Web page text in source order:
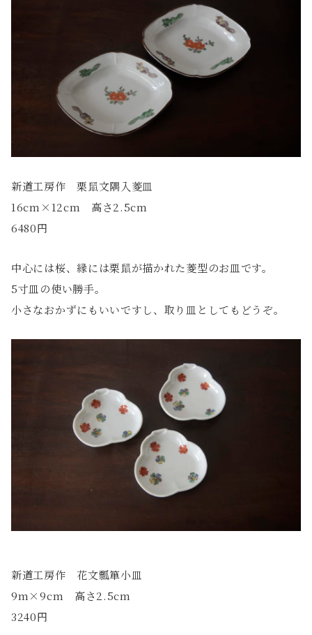
新道工房作 栗鼠文隅入菱皿
16cm×12cm 高さ2.5cm
6480円
中心には桜、縁には栗鼠が描かれた菱型のお皿です。
5寸皿の使い勝手。
小さなおかずにもいいですし、取り皿としてもどうぞ。
新道工房作 花文瓢箪小皿
9m×9cm 高さ2.5cm
3240円